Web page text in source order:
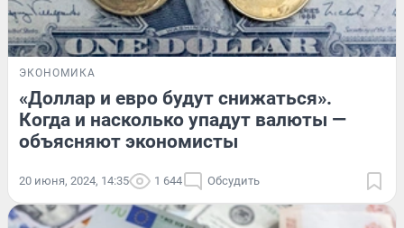
ЭКОНОМИКА
«Доллар и евро будут снижаться».
Когда и насколько упадут валюты —
объясняют экономисты
20 июня, 2024, 14:35 1 644 Обсудить